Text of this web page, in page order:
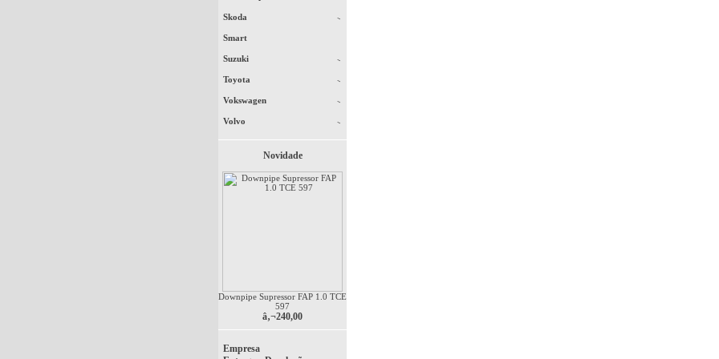
Skoda
Smart
Suzuki
Toyota
Vokswagen
Volvo
Novidade
Downpipe Supressor FAP 1.0 TCE
597
â‚¬240,00
Empresa